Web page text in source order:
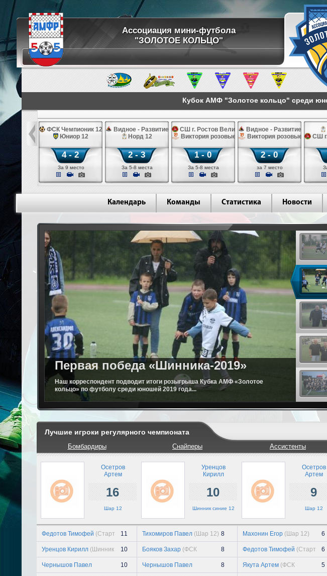
Ассоциация мини-футбола
"ЗОЛОТОЕ КОЛЬЦО"
Кубок АМФ "Золотое кольцо" среди
2013 к
синие 12
ФСК Чемпионик 12
Юниор 12
4 - 2
За 9 место
Видное - Развитие черные 12
Норд 12
2 - 3
За 5-8 места
СШ г. Ростов Великий 12
Виктория розовые 12
1 - 0
За 5-8 места
Видное - Развитие черные
Виктория розовые 12
2 - 0
за 7 место
СШ
Календарь Команды Статистика Новости
Первая победа «Шинника-2019»
Наш корреспондент подводит итоги розыгрыша Кубка АМФ «Золотое
кольцо» по футболу среди юношей 2019 года...
Лучшие игроки регулярного чемпионата
Бомбардиры
Осетров
Артем
16
Шар 12
Федотов Тимофей (Старт
черные 12)
11
Уренцов Кирилл (Шинник
синие 12)
10
Чернышов Павел
(Виктория синие 12)
10
Снайперы
Уренцов
Кирилл
10
Шинник синие 12
Тихомиров Павел (Шар 12) 8
Бояков Захар (ФСК
Чемпионик 12)
8
Чернышов Павел
(Виктория синие 12)
8
Ассистенты
Осетров
Артем
9
Шар 12
Махонин Егор (Шар 12) 6
Федотов Тимофей (Старт
черные 12)
6
Якута Артем (ФСК
Чемпионик 12)
5